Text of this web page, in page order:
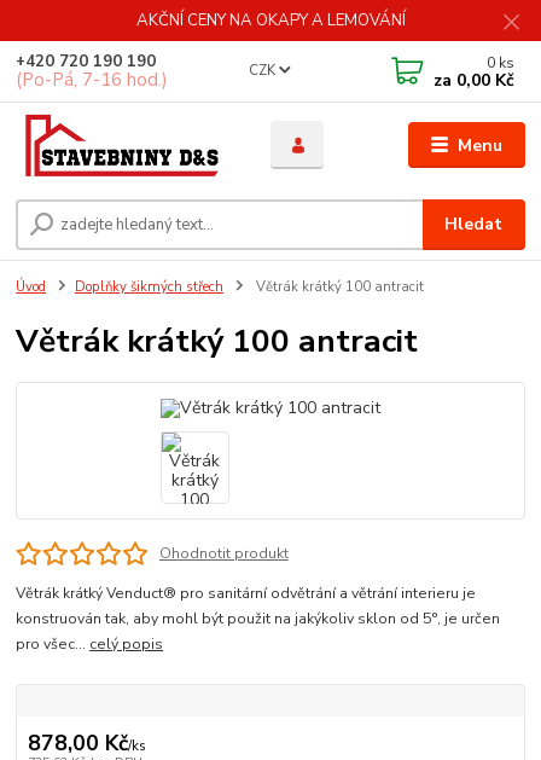
AKČNÍ CENY NA OKAPY A LEMOVÁNÍ
Menu
CZK
Hledat
+420 720 190 190
(Po-Pá, 7-16 hod.)
0 ks
za 0,00 Kč
Úvod Doplňky šikmých střech Větrák krátký 100 antracit
Větrák krátký 100 antracit
Ohodnotit produkt
Větrák krátký Venduct® pro sanitární odvětrání a větrání interieru je
konstruován tak, aby mohl být použit na jakýkoliv sklon od 5°, je určen
pro všec... celý popis
878,00 Kč/ks